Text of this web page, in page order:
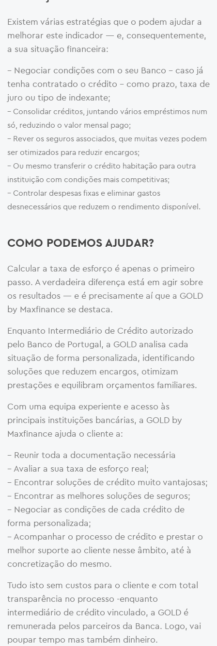
Existem várias estratégias que o podem ajudar a
melhorar este indicador — e, consequentemente,
a sua situação financeira:
– Negociar condições com o seu Banco – caso já
tenha contratado o crédito – como prazo, taxa de
juro ou tipo de indexante;
– Consolidar créditos, juntando vários empréstimos num
só, reduzindo o valor mensal pago;
– Rever os seguros associados, que muitas vezes podem
ser otimizados para reduzir encargos;
– Ou mesmo transferir o crédito habitação para outra
instituição com condições mais competitivas;
– Controlar despesas fixas e eliminar gastos
desnecessários que reduzem o rendimento disponível.
COMO PODEMOS AJUDAR?
Calcular a taxa de esforço é apenas o primeiro
passo. A verdadeira diferença está em agir sobre
os resultados — e é precisamente aí que a GOLD
by Maxfinance se destaca.
Enquanto Intermediário de Crédito autorizado
pelo Banco de Portugal, a GOLD analisa cada
situação de forma personalizada, identificando
soluções que reduzem encargos, otimizam
prestações e equilibram orçamentos familiares.
Com uma equipa experiente e acesso às
principais instituições bancárias, a GOLD by
Maxfinance ajuda o cliente a:
– Reunir toda a documentação necessária
– Avaliar a sua taxa de esforço real;
– Encontrar soluções de crédito muito vantajosas;
– Encontrar as melhores soluções de seguros;
– Negociar as condições de cada crédito de
forma personalizada;
– Acompanhar o processo de crédito e prestar o
melhor suporte ao cliente nesse âmbito, até à
concretização do mesmo.
Tudo isto sem custos para o cliente e com total
transparência no processo -enquanto
intermediário de crédito vinculado, a GOLD é
remunerada pelos parceiros da Banca. Logo, vai
poupar tempo mas também dinheiro.